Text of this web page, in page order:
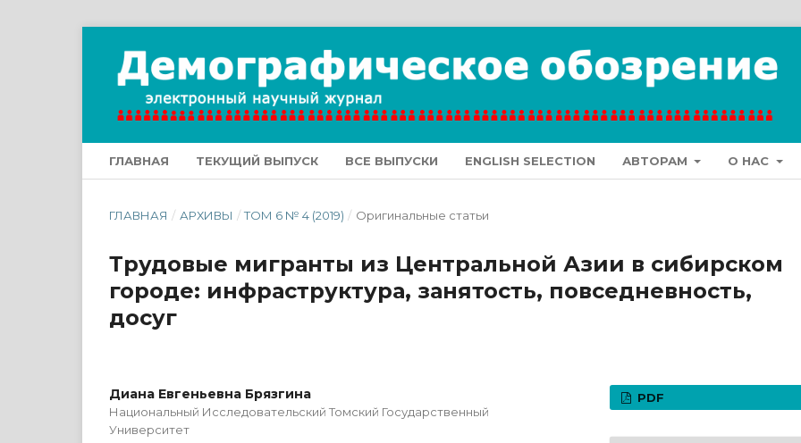
ГЛАВНАЯ ТЕКУЩИЙ ВЫПУСК ВСЕ ВЫПУСКИ ENGLISH SELECTION АВТОРАМ О НАС
ГЛАВНАЯ / АРХИВЫ / ТОМ 6 № 4 (2019) / Оригинальные статьи
Трудовые мигранты из Центральной Азии в сибирском
городе: инфраструктура, занятость, повседневность,
досуг
Диана Евгеньевна Брязгина
Национальный Исследовательский Томский Государственный
Университет
PDF